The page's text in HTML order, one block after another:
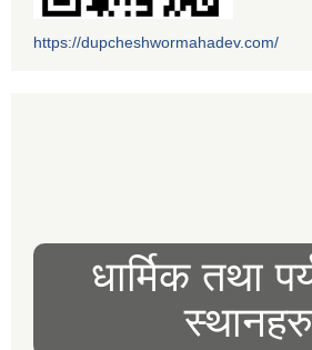
https://dupcheshwormahadev.com/
धार्मिक तथा
स्थानहरु